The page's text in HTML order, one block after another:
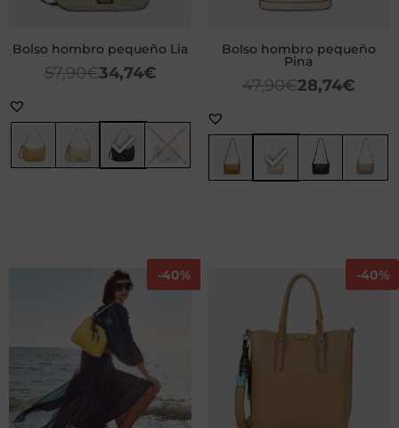
Bolso hombro pequeño Lia
57,90€34,74€
Bolso hombro pequeño
Pina
47,90€28,74€
-40% -40%